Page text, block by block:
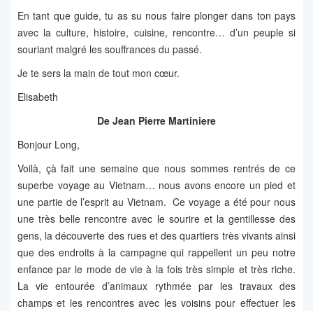
En tant que guide, tu as su nous faire plonger dans ton pays
avec la culture, histoire, cuisine, rencontre… d’un peuple si
souriant malgré les souffrances du passé.
Je te sers la main de tout mon cœur.
Elisabeth
De Jean Pierre Martiniere
Bonjour Long,
Voilà, çà fait une semaine que nous sommes rentrés de ce
superbe voyage au Vietnam… nous avons encore un pied et
une partie de l’esprit au Vietnam. Ce voyage a été pour nous
une très belle rencontre avec le sourire et la gentillesse des
gens, la découverte des rues et des quartiers très vivants ainsi
que des endroits à la campagne qui rappellent un peu notre
enfance par le mode de vie à la fois très simple et très riche.
La vie entourée d’animaux rythmée par les travaux des
champs et les rencontres avec les voisins pour effectuer les